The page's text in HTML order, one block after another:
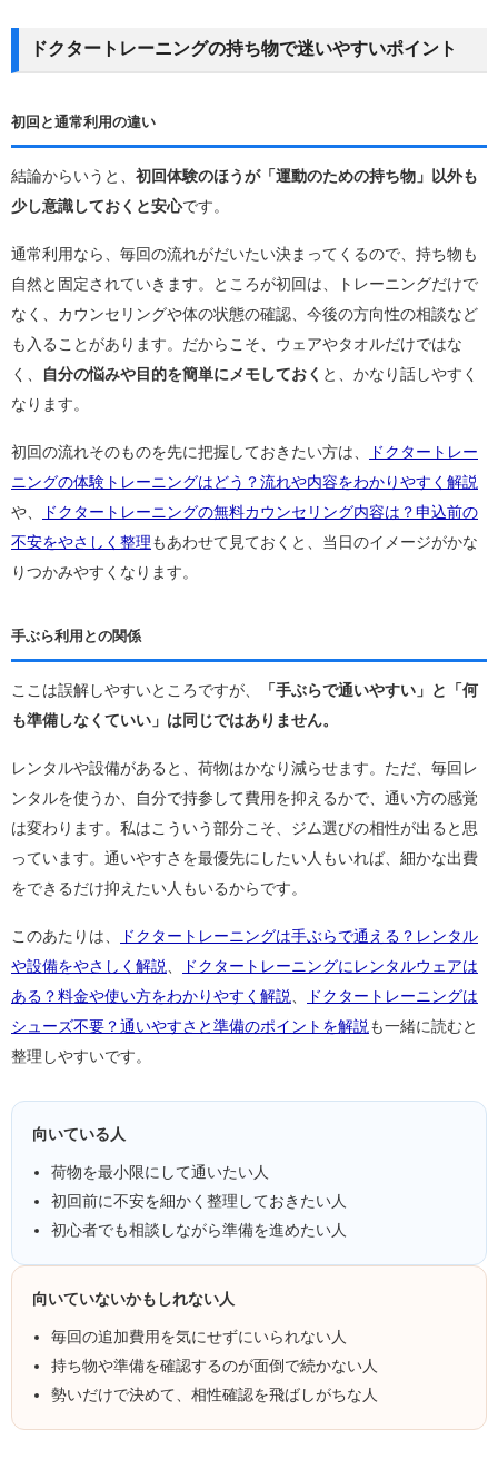
ドクタートレーニングの持ち物で迷いやすいポイント
初回と通常利用の違い
結論からいうと、 初回体験のほうが「運動のための持ち物」以外も
少し意識しておくと安心です。
通常利用なら、毎回の流れがだいたい決まってくるので、持ち物も
自然と固定されていきます。ところが初回は、トレーニングだけで
なく、カウンセリングや体の状態の確認、今後の方向性の相談など
も入ることがあります。だからこそ、ウェアやタオルだけではな
く、
自分の悩みや目的を簡単にメモしておく と、かなり話しやすく
なります。
初回の流れそのものを先に把握しておきたい方は、
ドクタートレー
ニングの体験トレーニングはどう？流れや内容をわかりやすく解説
や、
ドクタートレーニングの無料カウンセリング内容は？申込前の
不安をやさしく整理もあわせて見ておくと、当日のイメージがかな
りつかみやすくなります。
手ぶら利用との関係
ここは誤解しやすいところですが、
「手ぶらで通いやすい」と「何
も準備しなくていい」は同じではありません。
レンタルや設備があると、荷物はかなり減らせます。ただ、毎回レ
ンタルを使うか、自分で持参して費用を抑えるかで、通い方の感覚
は変わります。私はこういう部分こそ、ジム選びの相性が出ると思
っています。通いやすさを最優先にしたい人もいれば、細かな出費
をできるだけ抑えたい人もいるからです。
このあたりは、
ドクタートレーニングは手ぶらで通える？レンタル
や設備をやさしく解説
ドクタートレーニングにレンタルウェアは
ある？料金や使い方をわかりやすく解説
ドクタートレーニングは
シューズ不要？通いやすさと準備のポイントを解説 も一緒に読むと
整理しやすいです。
向いている人
荷物を最小限にして通いたい人
初回前に不安を細かく整理しておきたい人
初心者でも相談しながら準備を進めたい人
向いていないかもしれない人
毎回の追加費用を気にせずにいられない人
持ち物や準備を確認するのが面倒で続かない人
勢いだけで決めて、相性確認を飛ばしがちな人